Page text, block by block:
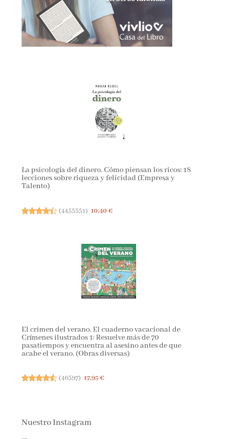
La psicología del dinero. Cómo piensan los ricos: 18
lecciones sobre riqueza y felicidad (Empresa y
Talento)
(4455551) 10,40 €
El crimen del verano. El cuaderno vacacional de
Crímenes ilustrados 1: Resuelve más de 70
pasatiempos y encuentra al asesino antes de que
acabe el verano. (Obras diversas)
(46597) 17,95 €
Nuestro Instagram